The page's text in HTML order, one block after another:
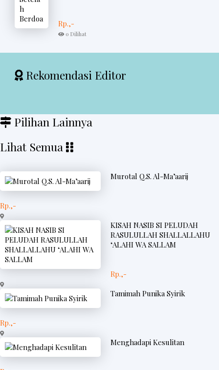
Rp.,-
0 Dilihat
Rekomendasi Editor
Pilihan Lainnya
Lihat Semua
Murotal Q.S. Al-Ma’aarij
Rp.,-
KISAH NASIB SI PELUDAH
RASULULLAH SHALLALLAHU
‘ALAHI WA SALLAM
Rp.,-
Tamimah Punika Syirik
Rp.,-
Menghadapi Kesulitan